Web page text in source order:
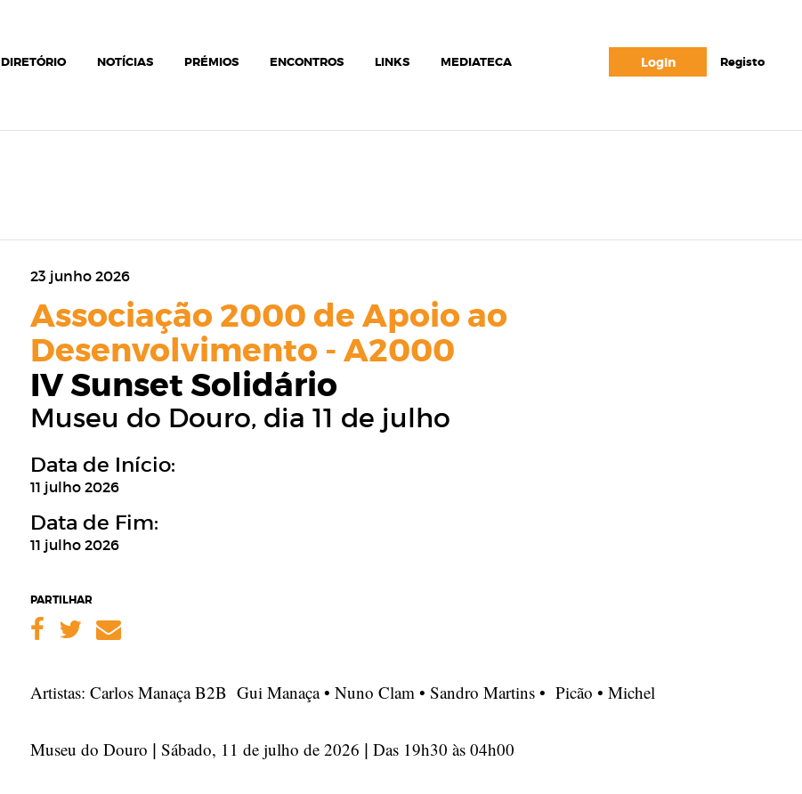
Login Registo
DIRETÓRIO NOTÍCIAS PRÉMIOS ENCONTROS LINKS MEDIATECA
23 junho 2026
Associação 2000 de Apoio ao
Desenvolvimento - A2000
IV Sunset Solidário
Museu do Douro, dia 11 de julho
Data de Início:
11 julho 2026
Data de Fim:
11 julho 2026
PARTILHAR
Facebook
Twitter
Email
Artistas: Carlos Manaça B2B Gui Manaça • Nuno Clam • Sandro Martins • Picão • Michel
Museu do Douro Sábado, 11 de julho de 2026 Das 19h30 às 04h00